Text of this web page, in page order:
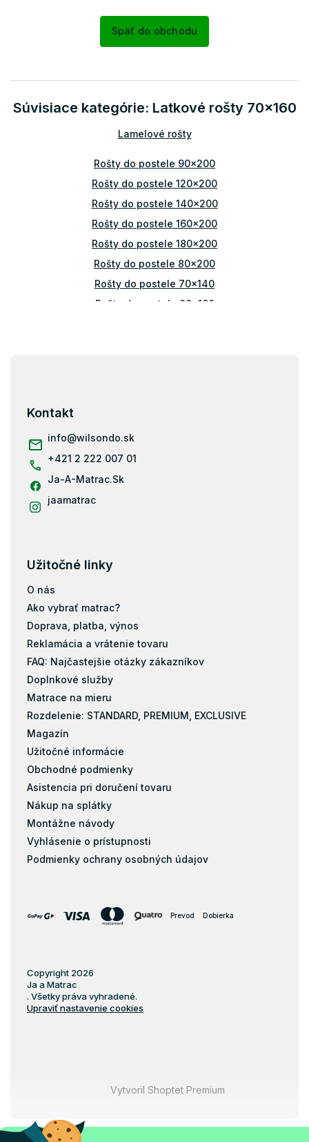
Späť do obchodu
Súvisiace kategórie: Latkové rošty 70x160
Lamelové rošty
Rošty do postele 90x200
Rošty do postele 120x200
Rošty do postele 140x200
Rošty do postele 160x200
Rošty do postele 180x200
Rošty do postele 80x200
Rošty do postele 70x140
Rošty do postele 80x160
Rošty do postele 70x200
Latkové rošty 70x140
Kontakt
info@wilsondo.sk
+421 2 222 007 01
Ja-A-Matrac.Sk
jaamatrac
Užitočné linky
O nás
Ako vybrať matrac?
Doprava, platba, výnos
Reklamácia a vrátenie tovaru
FAQ: Najčastejšie otázky zákazníkov
Doplnkové služby
Matrace na mieru
Rozdelenie: STANDARD, PREMIUM, EXCLUSIVE
Magazín
Užitočné informácie
Obchodné podmienky
Asistencia pri doručení tovaru
Nákup na splátky
Montážne návody
Vyhlásenie o prístupnosti
Podmienky ochrany osobných údajov
Prevod Dobierka
Vytvoril Shoptet Premium
Copyright 2026
Ja a Matrac
. Všetky práva vyhradené.
Upraviť nastavenie cookies